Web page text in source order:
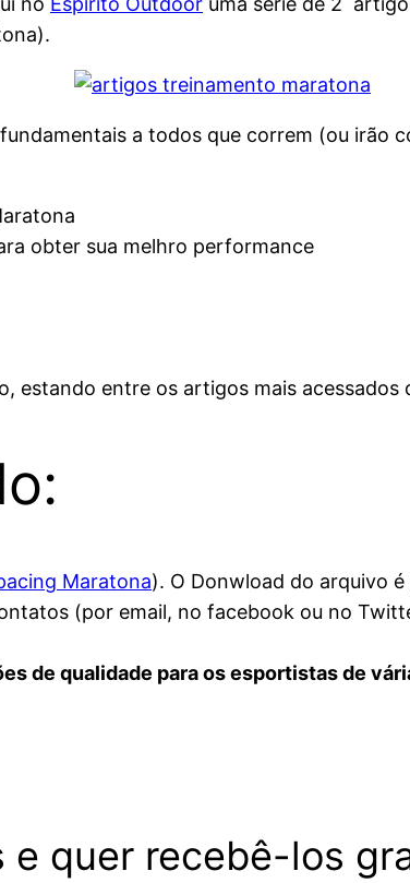
a todos que correm (ou irão
obter sua melhro performance
estando entre os artigos mais
Maratona). O Donwload do arquivo
(por email, no facebook ou no
de qualidade para os esportistas de
quer recebê-los